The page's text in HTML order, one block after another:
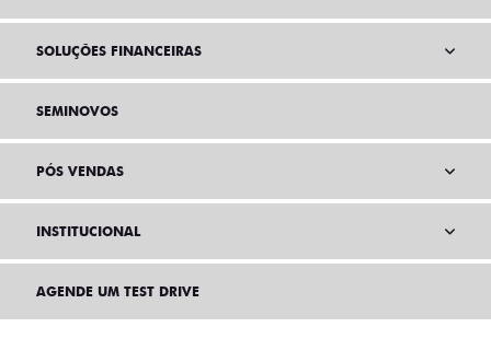
VENDAS PARA PCD
SOLUÇÕES FINANCEIRAS
SEMINOVOS
PÓS VENDAS
INSTITUCIONAL